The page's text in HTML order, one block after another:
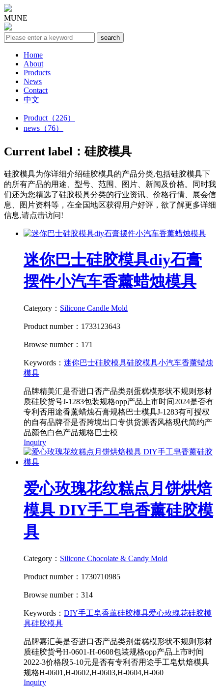
MUNE
Home
About
Products
News
Contact
中文
Product（226）
news（76）
Current label：硅胶模具
硅胶模具为你详细介绍硅胶模具的产品分类,包括硅胶模具下
的所有产品的用途、型号、范围、图片、新闻及价格。同时我
们还为您精选了硅胶模具分类的行业资讯、价格行情、展会信
息、图片资料等，在全国地区获得用户好评，欲了解更多详细
信息,请点击访问!
迷你巴士硅胶模具diy石膏
摆件小汽车香薰蜡烛模具
Category： Silicone Candle Mold
Product number：1733123643
Browse number：171
Keywords： 迷你巴士硅胶模具硅胶模具小汽车香薰蜡烛
模具
品牌精美汇是否进口否产品类别蛋糕模形状不规则形材
质硅胶货号J-1283包装规格opp产品上市时间2024是否有
专利否用途香薰蜡烛石膏规格巴士模具J-1283有可授权
的自有品牌否是否跨境出口专供货源否风格现代简约产
品颜色白色产品规格巴士模
Inquiry
爱心玫瑰花纹糕点月饼烘焙
模具 DIY手工皂香薰硅胶模
具
Category： Silicone Chocolate & Candy Mold
Product number：1730710985
Browse number：314
Keywords： DIY手工皂香薰硅胶模具爱心玫瑰花硅胶模
具硅胶模具
品牌嘉汇美是否进口否产品类别蛋糕模形状不规则形材
质硅胶货号H-0601-H-0608包装规格opp产品上市时间
2022-3价格段5-10元是否有专利否用途手工皂烘焙模具
规格H-0601,H-0602,H-0603,H-0604,H-060
Inquiry